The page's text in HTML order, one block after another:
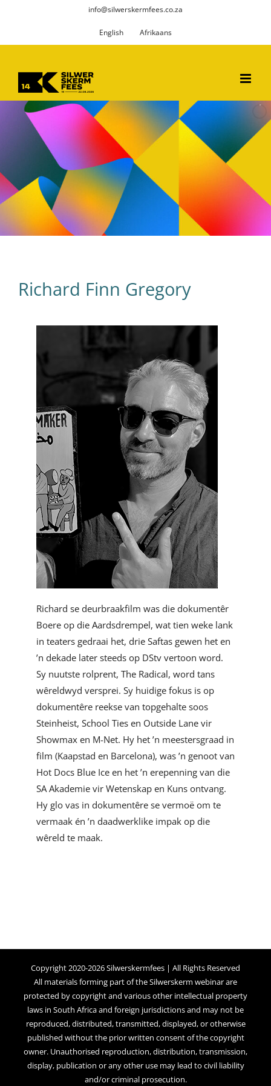
info@silwerskermfees.co.za
English Afrikaans
Richard Finn Gregory
Richard se deurbraakfilm was die dokumentêr
Boere op die Aardsdrempel, wat tien weke lank
in teaters gedraai het, drie Saftas gewen het en
’n dekade later steeds op DStv vertoon word.
Sy nuutste rolprent, The Radical, word tans
wêreldwyd versprei. Sy huidige fokus is op
dokumentêre reekse van topgehalte soos
Steinheist, School Ties en Outside Lane vir
Showmax en M-Net. Hy het ’n meestersgraad in
film (Kaapstad en Barcelona), was ’n genoot van
Hot Docs Blue Ice en het ’n erepenning van die
SA Akademie vir Wetenskap en Kuns ontvang.
Hy glo vas in dokumentêre se vermoë om te
vermaak én ’n daadwerklike impak op die
wêreld te maak.
Copyright 2020-2026 Silwerskermfees | All Rights Reserved
All materials forming part of the Silwerskerm webinar are
protected by copyright and various other intellectual property
laws in South Africa and foreign jurisdictions and may not be
reproduced, distributed, transmitted, displayed, or otherwise
published without the prior written consent of the copyright
owner. Unauthorised reproduction, distribution, transmission,
display, publication or any other use may lead to civil liability
and/or criminal prosecution.